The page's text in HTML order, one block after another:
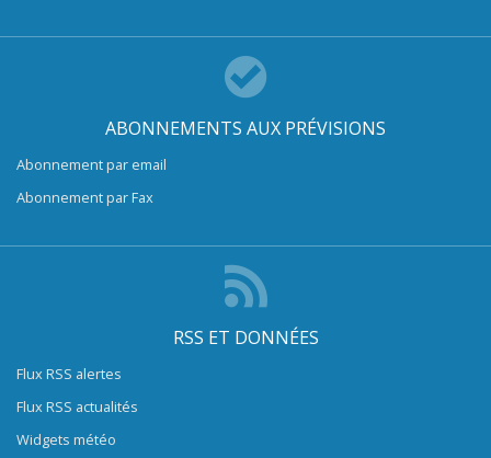
ABONNEMENTS AUX PRÉVISIONS
Abonnement par email
Abonnement par Fax
RSS ET DONNÉES
Flux RSS alertes
Flux RSS actualités
Widgets météo